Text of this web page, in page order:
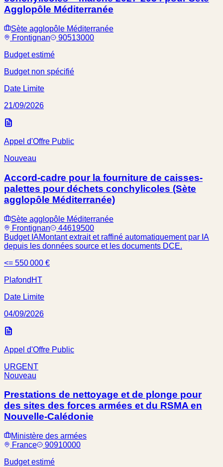
Agglopôle Méditerranée
Sète agglopôle Méditerranée
Frontignan
90513000
Budget estimé
Budget non spécifié
Date Limite
21/09/2026
Appel d'Offre Public
Nouveau
Accord-cadre pour la fourniture de caisses-
palettes pour déchets conchylicoles (Sète
agglopôle Méditerranée)
Sète agglopôle Méditerranée
Frontignan
44619500
Budget IAMontant extrait et raffiné automatiquement par IA
depuis les données source et les documents DCE.
<= 550 000 €
Plafond HT
Date Limite
04/09/2026
Appel d'Offre Public
URGENT
Nouveau
Prestations de nettoyage et de plonge pour
des sites des forces armées et du RSMA en
Nouvelle-Calédonie
Ministère des armées
France
90910000
Budget estimé